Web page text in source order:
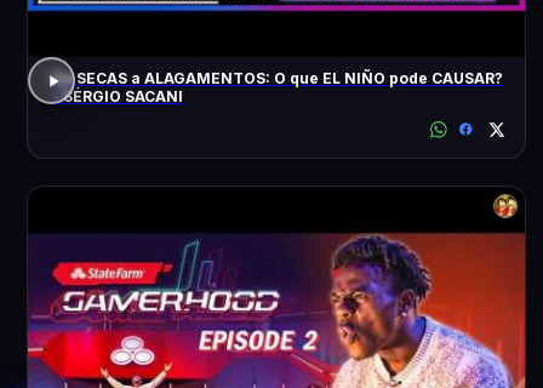
De SECAS a ALAGAMENTOS: O que EL NIÑO pode CAUSAR?
- SÉRGIO SACANI